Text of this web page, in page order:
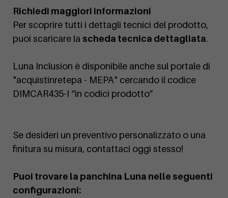
Richiedi maggiori informazioni
Per scoprire tutti i dettagli tecnici del prodotto,
puoi scaricare la scheda tecnica dettagliata.
Luna Inclusion è disponibile anche sul portale di
"acquistinretepa - MEPA" cercando il codice
DIMCAR435-I “in codici prodotto”
Se desideri un preventivo personalizzato o una
finitura su misura, contattaci oggi stesso!
Puoi trovare la panchina Luna nelle seguenti
configurazioni: